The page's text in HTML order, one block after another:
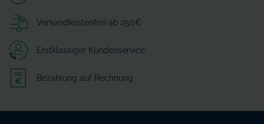
Versandkostenfrei ab 250€
Erstklassiger Kundenservice
Bezahlung auf Rechnung